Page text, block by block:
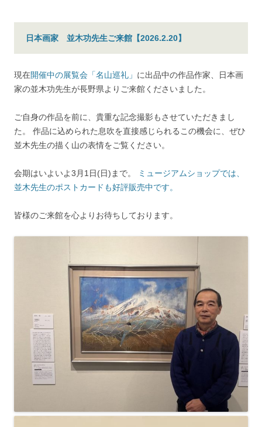
日本画家 並木功先生ご来館【2026.2.20】
現在開催中の展覧会「名山巡礼」 に出品中の作品作家、日本画
家の並木功先生が長野県よりご来館くださいました。
ご自身の作品を前に、貴重な記念撮影もさせていただきまし
た。 作品に込められた息吹を直接感じられるこの機会に、ぜひ
並木先生の描く山の表情をご覧ください。
会期はいよいよ3月1日(日)まで。
ミュージアムショップでは、
並木先生のポストカードも好評販売中です。
皆様のご来館を心よりお待ちしております。